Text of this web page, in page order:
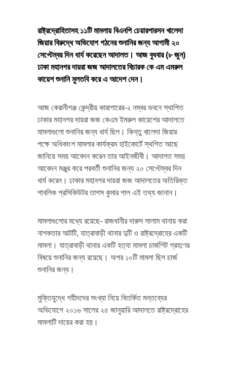
রাষ্ট্রদ্রোহিতাসহ ১১টি মামলায় বিএনপি চেয়ারপারসন খালেদা
জিয়ার বিরুদ্ধে অভিযোগ গঠনের শুনানির জন্য আগামী ২০
সেপ্টেম্বর দিন ধার্য করেছেন আদালত। আজ বুধবার (৮ জুন)
ঢাকা মহানগর দায়রা জজ আদালতের বিচারক কে এম এমরুল
কায়েশ শুনানি মুলতবি করে এ আদেশ দেন।
আজ কেরানীগঞ্জ কেন্দ্রীয় কারাগারের-২ নম্বর ভবনে স্থাপিত
ঢাকার মহানগর দায়রা জজ কেএম ইমরুল কায়েশের আদালতে
মামলাগুলো শুনানির জন্য ধার্য ছিল। কিন্তু খালেদা জিয়ার
পক্ষে অধিকাংশ মামলার কার্যক্রম হাইকোর্টে স্থগিত আছে
জানিয়ে সময় আবেদন করেন তার আইনজীবী। আদালত সময়
আবেদন মঞ্জুর করে পরবর্তী শুনানির জন্য ২০ সেপ্টেম্বর দিন
ধার্য করেন। ঢাকার মহানগর দায়রা জজ আদালতের অতিরিক্ত
পাবলিক প্রসিকিউটর তাপস কুমার পাল এই তথ্য জানান।
মামলাগুলোর মধ্যে রয়েছে- রাজধানীর দারুস সালাম থানায় করা
নাশকতার আটটি, যাত্রাবাড়ী থানার দুটি ও রাষ্ট্রদ্রোহের একটি
মামলা। যাত্রাবাড়ী থানার একটি হত্যা মামলা চার্জশিট গ্রহণের
বিষয়ে শুনানির জন্য রয়েছে। অপর ১০টি মামলা ছিল চার্জ
শুনানির জন্য।
মুক্তিযুদ্ধে শহীদদের সংখ্যা নিয়ে বিতর্কিত মন্তব্যের
অভিযোগে ২০১৬ সালের ২৫ জানুয়ারি আদালতে রাষ্ট্রদ্রোহের
মামলাটি দায়ের করা হয়।